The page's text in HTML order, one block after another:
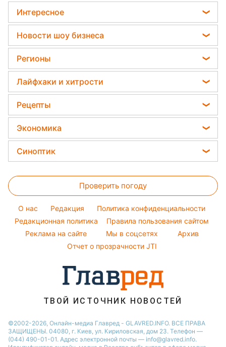
14 декабря 2023, 17:53
Подпишитесь
Главред, фото: Википедия, t.me/astrapress
Украинцев предупредили, что РФ уже не
откажется от такой тактики и будет
применять ее в дальнейшем.
ad